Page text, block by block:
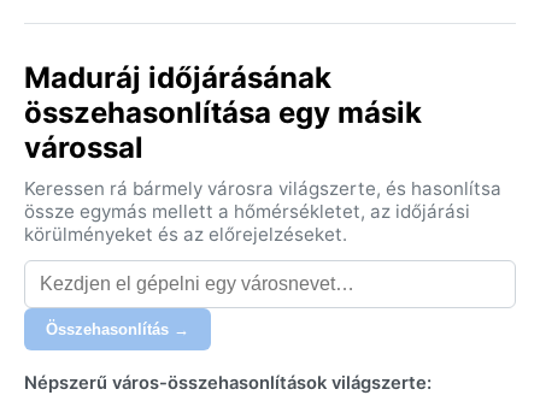
Madurai az ősi tamil kultúra eleven szívverése, ahol a
mindennapok része a templomi szertartások zajos
ünnepe.
telik: forró, párás nyarak és enyhe telek váltják
egymást. A nyári hónapokban, márciustól májusig, a
hőmérő higanya gyakran 35–40 °C között jár, az
izzasztó meleget időnként éjszakai zivatarok enyhítik.
A monszun júniusban érkezik és szeptemberig tart,
ilyenkor az orkánszerű felhőszakadások és magas
páratartalom uralkodik – az éves csapadék java része
Maduráj időjárásának
összehasonlítása egy másik
várossal
Keressen rá bármely városra világszerte, és hasonlítsa
össze egymás mellett a hőmérsékletet, az időjárási
körülményeket és az előrejelzéseket.
Összehasonlítás →
Népszerű város-összehasonlítások világszerte: